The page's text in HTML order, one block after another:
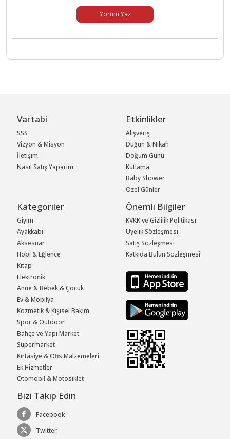
Yorum Yaz
Vartabi
SSS
Vizyon & Misyon
İletişim
Nasıl Satış Yaparım
Etkinlikler
Alışveriş
Düğün & Nikah
Doğum Günü
Kutlama
Baby Shower
Özel Günler
Kategoriler
Giyim
Ayakkabı
Aksesuar
Hobi & Eğlence
Kitap
Elektronik
Anne & Bebek & Çocuk
Ev & Mobilya
Kozmetik & Kişisel Bakım
Spor & Outdoor
Bahçe ve Yapı Market
Süpermarket
Kırtasiye & Ofis Malzemeleri
Ek Hizmetler
Otomobil & Motosiklet
Önemli Bilgiler
KVKK ve Gizlilik Politikası
Üyelik Sözleşmesi
Satış Sözleşmesi
Katkıda Bulun Sözleşmesi
Bizi Takip Edin
Facebook
Twitter